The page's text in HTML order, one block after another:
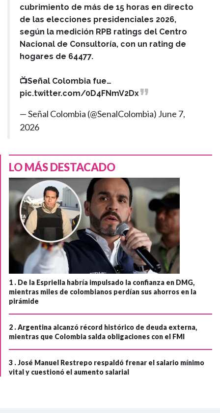
cubrimiento de más de 15 horas en directo
de las elecciones presidenciales 2026,
según la medición RPB ratings del Centro
Nacional de Consultoría, con un rating de
hogares de 64477.
📺Señal Colombia fue…
pic.twitter.com/0D4FNmV2Dx
— Señal Colombia (@SenalColombia) June 7,
2026
LO MÁS DESTACADO
1 . De la Espriella habría impulsado la confianza en DMG,
mientras miles de colombianos perdían sus ahorros en la
pirámide
2 .Argentina alcanzó récord histórico de deuda externa,
mientras que Colombia salda obligaciones con el FMI
3 .José Manuel Restrepo respaldó frenar el salario mínimo
vital y cuestionó el aumento salarial